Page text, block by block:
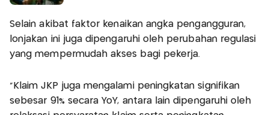
Selain akibat faktor kenaikan angka pengangguran,
lonjakan ini juga dipengaruhi oleh perubahan regulasi
yang mempermudah akses bagi pekerja.
"Klaim JKP juga mengalami peningkatan signifikan
sebesar 91% secara YoY, antara lain dipengaruhi oleh